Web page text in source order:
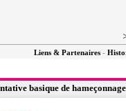
Liens & Partenaires-
basique de